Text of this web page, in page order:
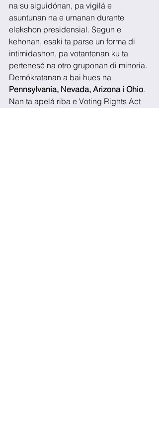
na su siguidónan, pa vigilá e
asuntunan na e urnanan durante
elekshon presidensial. Segun e
kehonan, esaki ta parse un forma di
intimidashon, pa votantenan ku ta
pertenesé na otro gruponan di minoria.
Demókratanan a bai hues na
Pennsylvania, Nevada, Arizona i Ohio.
Nan ta apelá riba e Voting Rights Act